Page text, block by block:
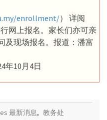
enrollment/） 详阅
网上报名。家长们亦可亲
及现场报名。报道：潘富
年10月4日
最新消息, 教务处